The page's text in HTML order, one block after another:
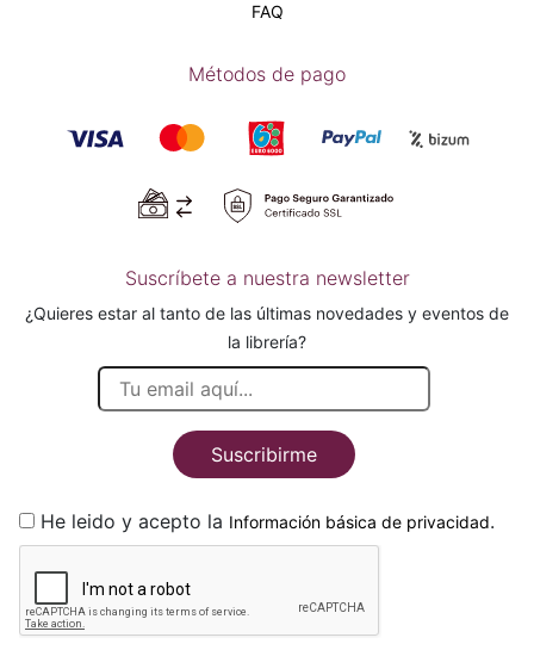
FAQ
Métodos de pago
Suscríbete a nuestra newsletter
¿Quieres estar al tanto de las últimas novedades y eventos de
la librería?
Suscribirme
He leido y acepto la Información básica de privacidad.